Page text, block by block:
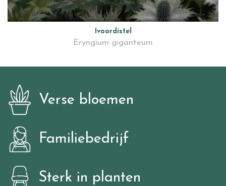
Ivoordistel
Eryngium giganteum
Verse bloemen
Familiebedrijf
Sterk in planten